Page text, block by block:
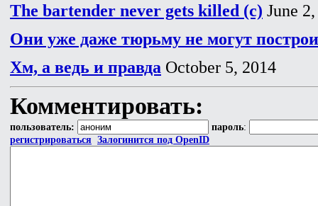
The bartender never gets killed (c) June
Они уже даже тюрьму не могут
Хм, а ведь и правда October 5, 2014
Комментировать:
пользователь: пароль:
регистрироваться Залогинится под OpenID